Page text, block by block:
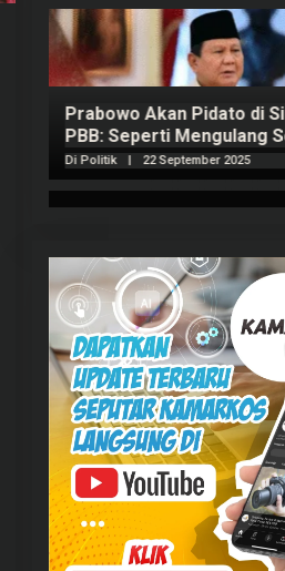
Prabowo Akan Pidato di
PBB: Seperti Mengulang
Sang Ayah
Di Politik | 22 September 2025